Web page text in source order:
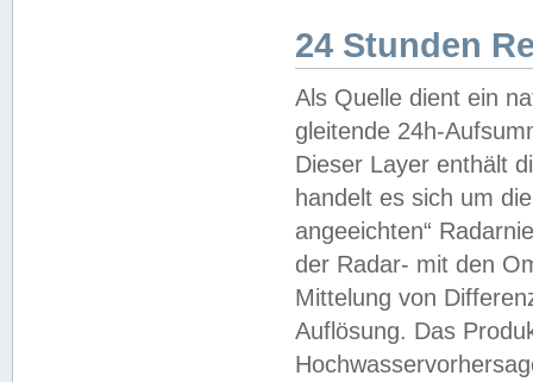
24 Stunden
Als Quelle dient ein
gleitende 24h-
Dieser Layer enthält
handelt es sich um
angeeichten“
der Radar- mit den
Mittelung von
Auflösung. Das